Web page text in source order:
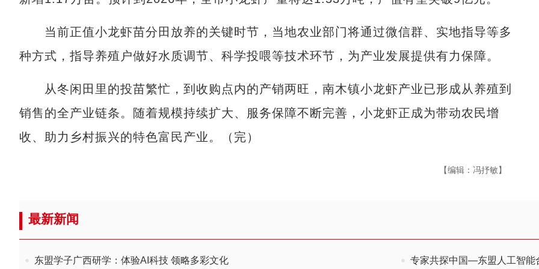
当前正值小龙虾苗分田放养的关键时节，当地农业部门将通过微信群、实地指导等多
种方式，指导养殖户做好水质调节、科学投喂等技术环节，为产业发展提供有力保障。
从冬闲田里的投苗繁忙，到收购点内的产销两旺，南木镇小龙虾产业已形成从养殖到
销售的全产业链条。随着规模持续扩大、服务保障不断完善，小龙虾正成为带动农民增
收、助力乡村振兴的特色富民产业。（完）
【编辑：冯抒敏】
最新新闻
东盟学子广西研学：体验AI科技 领略多彩文化 专家共探中国—东盟人工智能